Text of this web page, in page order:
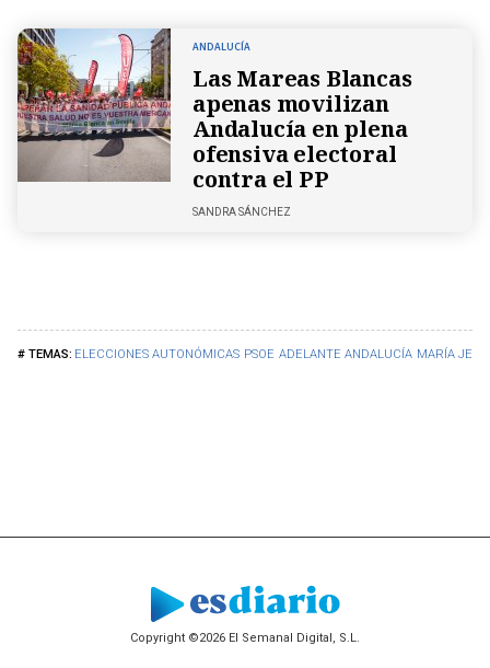
ELECCIONES AUTONÓMICAS PSOE ADELANTE ANDALUCÍA MARÍA
ANDALUCÍA
Las Mareas Blancas
apenas movilizan
Andalucía en plena
ofensiva electoral
contra el PP
SANDRA SÁNCHEZ
Copyright ©2026 El Semanal Digital, S.L.